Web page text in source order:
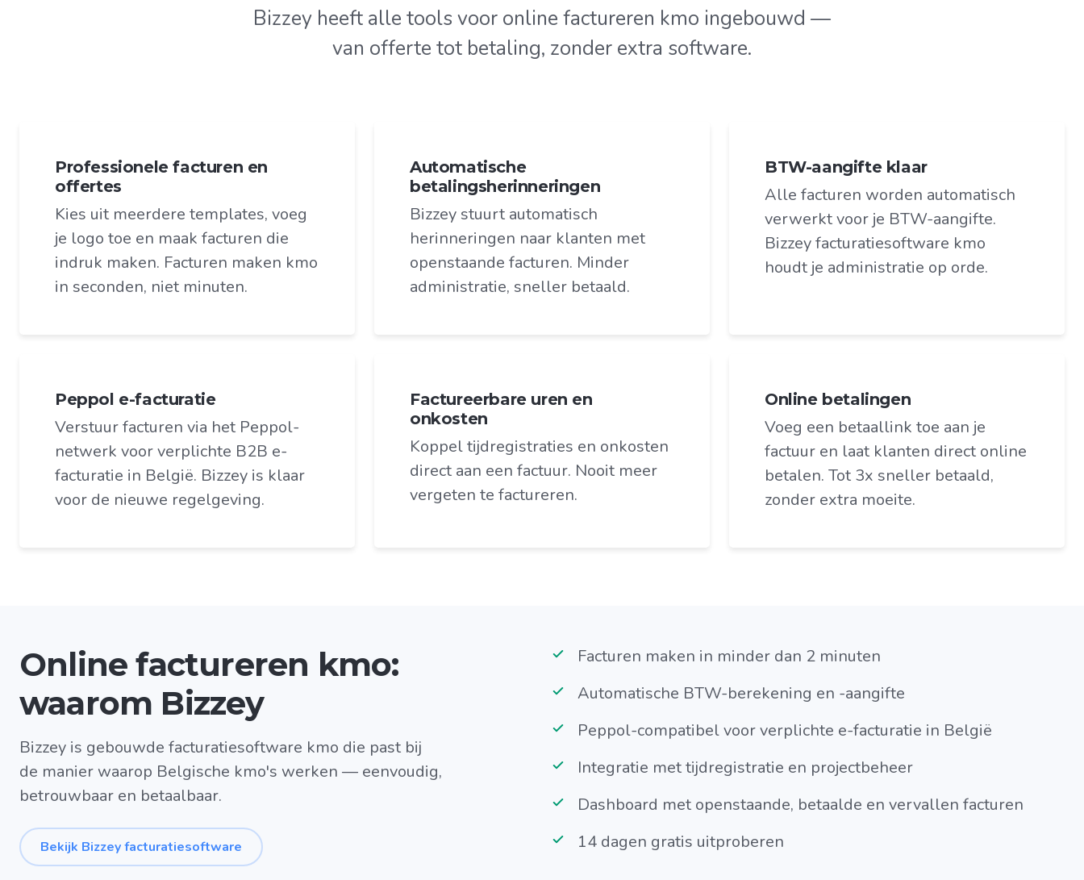
Bizzey heeft alle tools voor online factureren kmo ingebouwd —
van offerte tot betaling, zonder extra software.
Professionele facturen en
offertes
Kies uit meerdere templates, voeg
je logo toe en maak facturen die
indruk maken. Facturen maken kmo
in seconden, niet minuten.
Automatische
betalingsherinneringen
Bizzey stuurt automatisch
herinneringen naar klanten met
openstaande facturen. Minder
administratie, sneller betaald.
BTW-aangifte klaar
Alle facturen worden automatisch
verwerkt voor je BTW-aangifte.
Bizzey facturatiesoftware kmo
houdt je administratie op orde.
Peppol e-facturatie
Verstuur facturen via het Peppol-
netwerk voor verplichte B2B e-
facturatie in België. Bizzey is klaar
voor de nieuwe regelgeving.
Factureerbare uren en
onkosten
Koppel tijdregistraties en onkosten
direct aan een factuur. Nooit meer
vergeten te factureren.
Online betalingen
Voeg een betaallink toe aan je
factuur en laat klanten direct online
betalen. Tot 3x sneller betaald,
zonder extra moeite.
Online factureren kmo:
waarom Bizzey
Bizzey is gebouwde facturatiesoftware kmo die past bij
de manier waarop Belgische kmo's werken — eenvoudig,
betrouwbaar en betaalbaar.
Bekijk Bizzey facturatiesoftware
Facturen maken in minder dan 2 minuten
Automatische BTW-berekening en -aangifte
Peppol-compatibel voor verplichte e-facturatie in België
Integratie met tijdregistratie en projectbeheer
Dashboard met openstaande, betaalde en vervallen facturen
14 dagen gratis uitproberen